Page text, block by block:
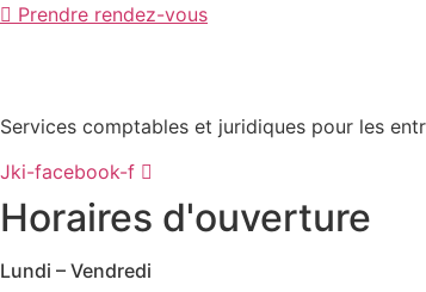
Prendre rendez-vous
Services comptables et juridiques pour les
Jki-facebook-f
Horaires d'ouverture
Lundi – Vendredi